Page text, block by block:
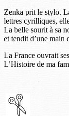
Zenka prit le stylo.
lettres cyrilliques,
La belle sourit à sa
et tendit d’une main
La France ouvrait
L’Histoire de ma